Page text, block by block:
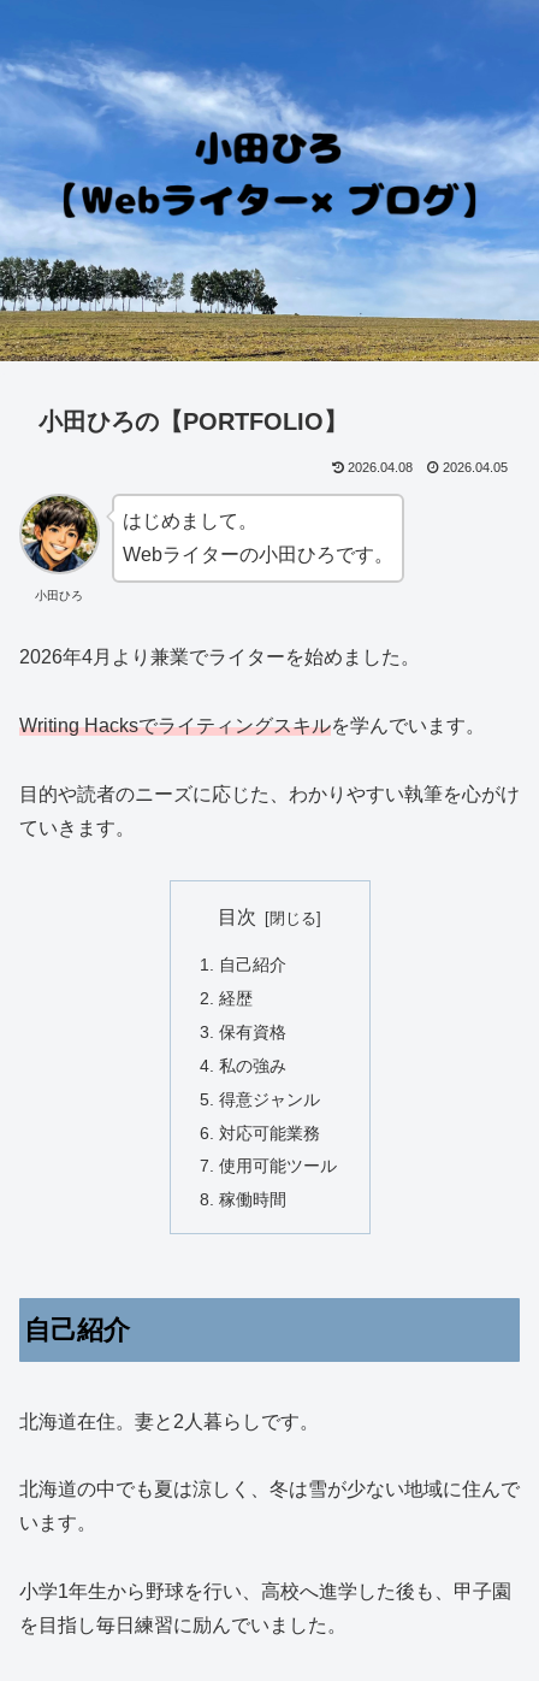
小田ひろの【PORTFOLIO】
2026.04.08 2026.04.05
小田ひろ
はじめまして。
Webライターの小田ひろです。
2026年4月より兼業でライターを始めました。
Writing Hacksでライティングスキルを学んでいます。
目的や読者のニーズに応じた、わかりやすい執筆を心がけ
ていきます。
目次
自己紹介
経歴
保有資格
私の強み
得意ジャンル
対応可能業務
使用可能ツール
稼働時間
自己紹介
北海道在住。妻と2人暮らしです。
北海道の中でも夏は涼しく、冬は雪が少ない地域に住んで
います。
小学1年生から野球を行い、高校へ進学した後も、甲子園
を目指し毎日練習に励んでいました。